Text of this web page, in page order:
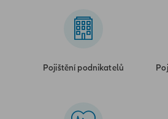
Pojištění podnikatelů